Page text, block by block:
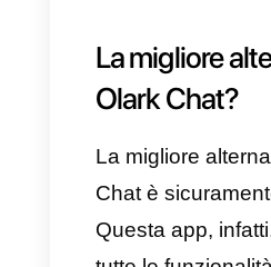
Quando si
buona
ideale per